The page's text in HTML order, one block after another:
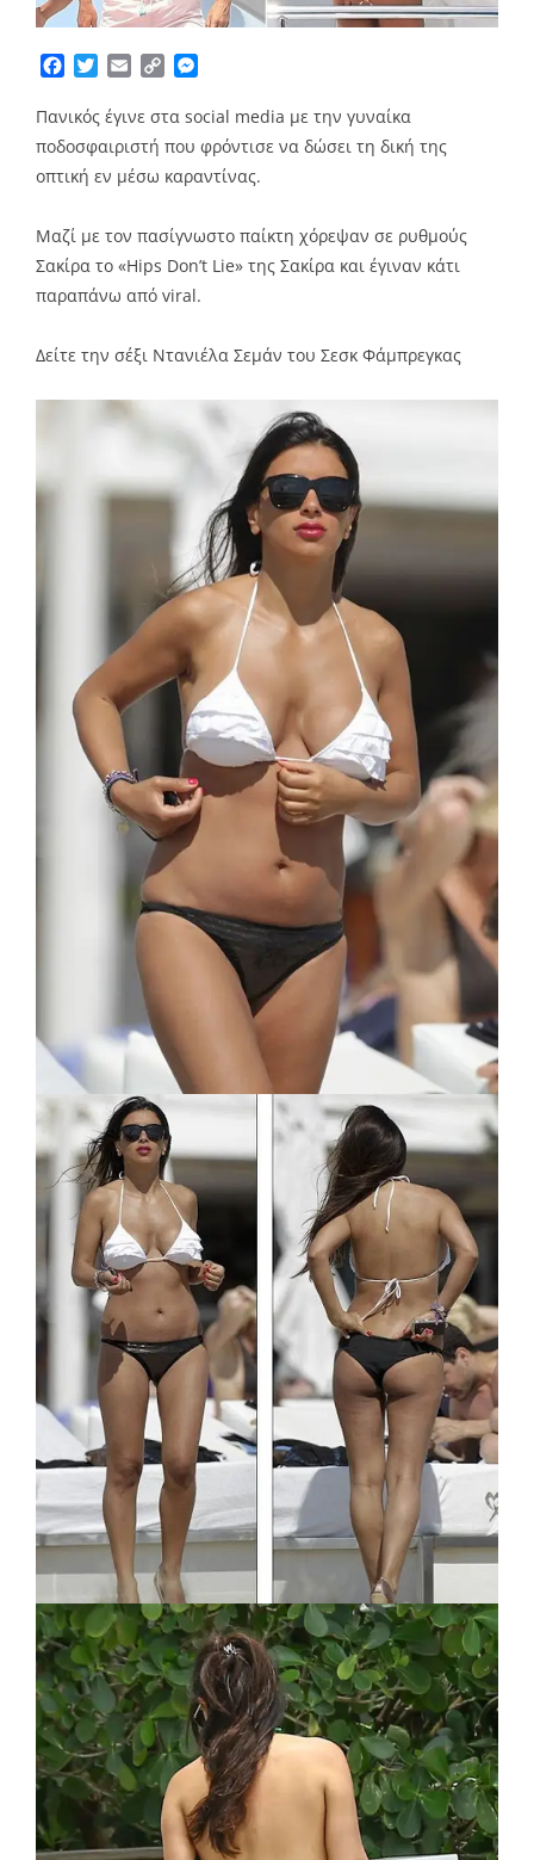
Facebook
TwitterEmailCopy
Πανικός έγινε στα social media με την γυναίκα
ποδοσφαιριστή που φρόντισε να δώσει τη δική της
οπτική εν μέσω καραντίνας.
Μαζί με τον πασίγνωστο παίκτη χόρεψαν σε ρυθμούς
Σακίρα το «Hips Don’t Lie» της Σακίρα και έγιναν κάτι
παραπάνω από viral.
Δείτε την σέξι Ντανιέλα Σεμάν του Σεσκ Φάμπρεγκας